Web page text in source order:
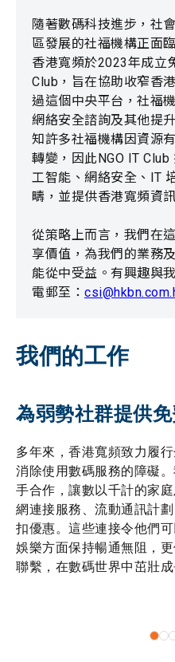
隨著數碼科技進步，社
區發展的社福機構正面
香港寬頻於2023年成立
Club，旨在協助收窄香
過這個中央平台，社福
網絡安全諮詢及其他提
知許多社福機構因資源
轉變，因此NGO IT
工智能、網絡安全、IT
疇，並提供香港寬頻資
從策略上而言，我們在
享價值，為我們的業務
能從中受益。有興趣與
電郵至：
我們的工作
為弱勢社群提供
多年來，香港寬頻致力履
消除使用數碼服務的障礙
手合作，讓數以千計的家
網連接服務、流動通訊計
扣優惠。這些連接令他們
娛樂方面保持暢通無阻，
聯繫，在數碼世界中茁壯成